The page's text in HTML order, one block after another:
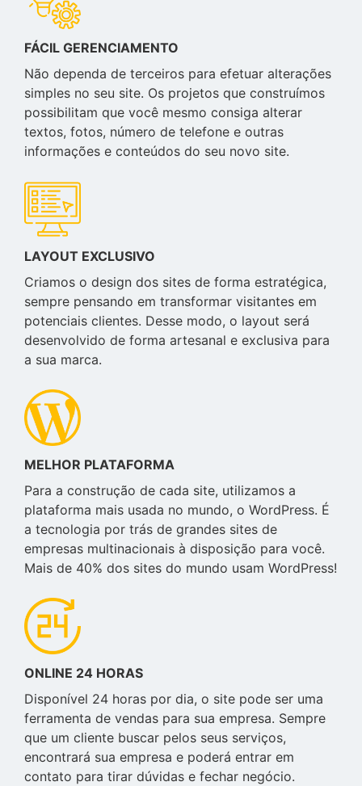
FÁCIL GERENCIAMENTO
Não dependa de terceiros para efetuar alterações
simples no seu site. Os projetos que construímos
possibilitam que você mesmo consiga alterar
textos, fotos, número de telefone e outras
informações e conteúdos do seu novo site.
LAYOUT EXCLUSIVO
Criamos o design dos sites de forma estratégica,
sempre pensando em transformar visitantes em
potenciais clientes. Desse modo, o layout será
desenvolvido de forma artesanal e exclusiva para
a sua marca.
MELHOR PLATAFORMA
Para a construção de cada site, utilizamos a
plataforma mais usada no mundo, o WordPress. É
a tecnologia por trás de grandes sites de
empresas multinacionais à disposição para você.
Mais de 40% dos sites do mundo usam WordPress!
ONLINE 24 HORAS
Disponível 24 horas por dia, o site pode ser uma
ferramenta de vendas para sua empresa. Sempre
que um cliente buscar pelos seus serviços,
encontrará sua empresa e poderá entrar em
contato para tirar dúvidas e fechar negócio.